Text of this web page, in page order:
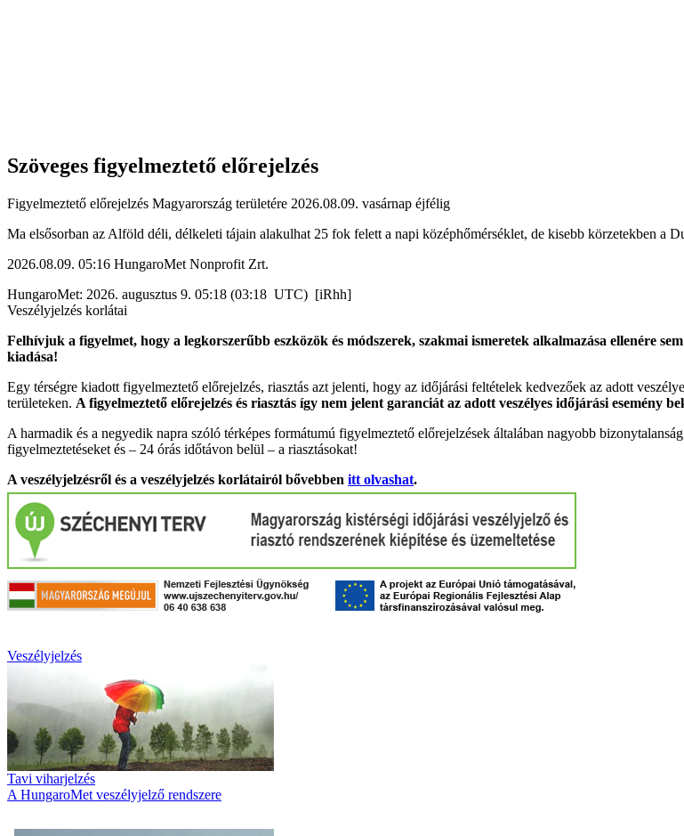
Szöveges figyelmeztető előrejelzés
Figyelmeztető előrejelzés Magyarország területére 2026.08.09. vasárnap éjfélig
Ma elsősorban az Alföld déli, délkeleti tájain alakulhat 25 fok felett a napi középhőmérséklet, de kisebb körzetekben a
2026.08.09. 05:16 HungaroMet Nonprofit Zrt.
HungaroMet: 2026. augusztus 9. 05:18 (03:18 UTC) [iRhh]
Veszélyjelzés korlátai
Felhívjuk a figyelmet, hogy a legkorszerűbb eszközök és módszerek, szakmai ismeretek alkalmazása ellenére
kiadása!
Egy térségre kiadott figyelmeztető előrejelzés, riasztás azt jelenti, hogy az időjárási feltételek kedvezőek az adott
területeken. A figyelmeztető előrejelzés és riasztás így nem jelent garanciát az adott veszélyes időjárási esemény
A harmadik és a negyedik napra szóló térképes formátumú figyelmeztető előrejelzések általában nagyobb
figyelmeztetéseket és – 24 órás időtávon belül – a riasztásokat!
A veszélyjelzésről és a veszélyjelzés korlátairól bővebben itt olvashat.
Veszélyjelzés
Tavi viharjelzés
A HungaroMet veszélyjelző rendszere